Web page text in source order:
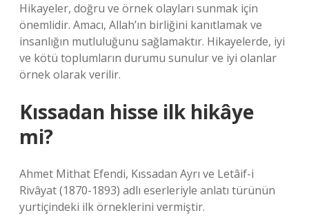
Hikayeler, doğru ve örnek olayları sunmak için
önemlidir. Amacı, Allah’ın birliğini kanıtlamak ve
insanlığın mutluluğunu sağlamaktır. Hikayelerde, iyi
ve kötü toplumların durumu sunulur ve iyi olanlar
örnek olarak verilir.
Kıssadan hisse ilk hikâye
mi?
Ahmet Mithat Efendi, Kıssadan Ayrı ve Letâif-i
Rivâyat (1870-1893) adlı eserleriyle anlatı türünün
yurtiçindeki ilk örneklerini vermiştir.